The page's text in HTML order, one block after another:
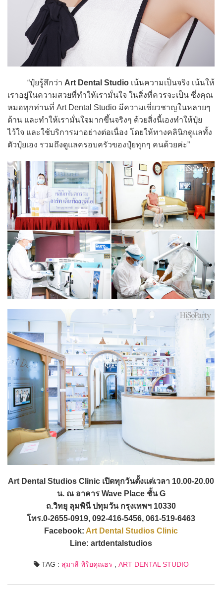
“ปุ๋ยรู้สึกว่า Art Dental Studio เน้นความเป็นจริง เน้นให้
เราอยู่ในความสวยที่ทำให้เรามั่นใจ ในสิ่งที่ควรจะเป็น ซึ่งคุณ
หมอทุกท่านที่ Art Dental Studio มีความเชี่ยวชาญในหลายๆ
ด้าน และทำให้เรามั่นใจมากขึ้นจริงๆ ด้วยสิ่งนี้เองทำให้ปุ๋ย
ไว้ใจ และใช้บริการมาอย่างต่อเนื่อง โดยให้ทางคลินิกดูแลทั้ง
ตัวปุ๋ยเอง รวมถึงดูแลครอบครัวของปุ๋ยทุกๆ คนด้วยค่ะ”
Art Dental Studios Clinic เปิดทุกวันตั้งแต่เวลา 10.00-20.00
น. ณ อาคาร Wave Place ชั้น G
ถ.วิทยุ ลุมพินี ปทุมวัน กรุงเทพฯ 10330
โทร.0-2655-0919, 092-416-5456, 061-519-6463
Facebook: Art Dental Studios Clinic
Line: artdentalstudios
TAG : สุมาลี พิริยคุณธร ART DENTAL STUDIO